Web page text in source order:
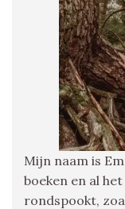
Mijn naam is
boeken en al
rondspookt,